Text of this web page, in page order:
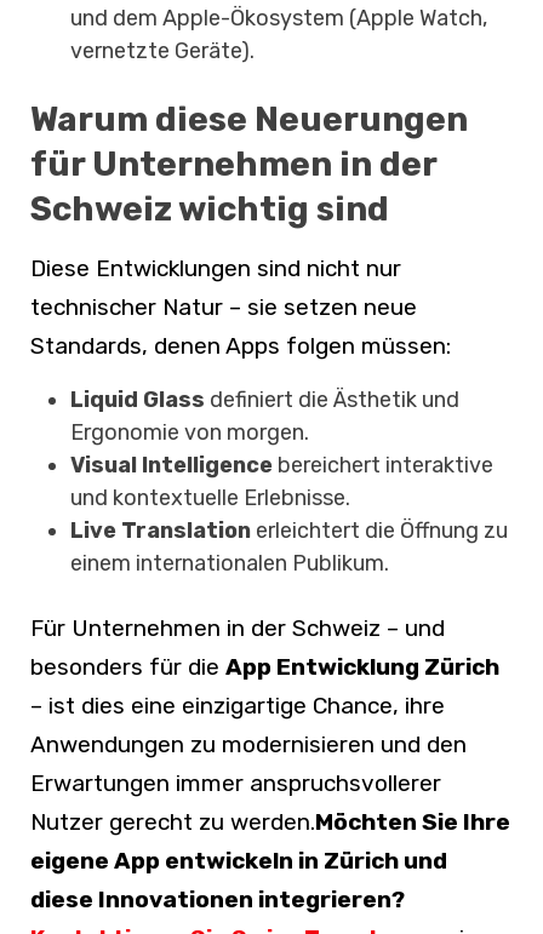
und dem Apple-Ökosystem (Apple Watch,
vernetzte Geräte).
Warum diese Neuerungen
für Unternehmen in der
Schweiz wichtig sind
Diese Entwicklungen sind nicht nur
technischer Natur – sie setzen neue
Standards, denen Apps folgen müssen:
Liquid Glass definiert die Ästhetik und
Ergonomie von morgen.
Visual Intelligence bereichert interaktive
und kontextuelle Erlebnisse.
Live Translation erleichtert die Öffnung zu
einem internationalen Publikum.
Für Unternehmen in der Schweiz – und
besonders für die App Entwicklung Zürich
– ist dies eine einzigartige Chance, ihre
Anwendungen zu modernisieren und den
Erwartungen immer anspruchsvollerer
Nutzer gerecht zu werden.Möchten Sie Ihre
eigene App entwickeln in Zürich und
diese Innovationen integrieren?